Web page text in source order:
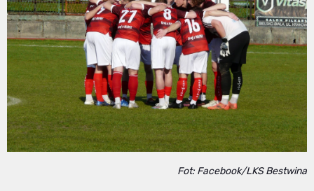
Fot: Facebook/LKS Bestwina